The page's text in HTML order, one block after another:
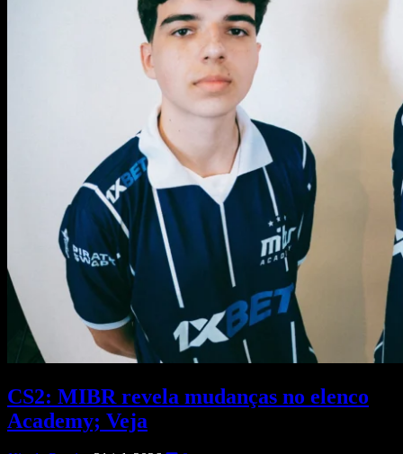
CS2: MIBR revela mudanças no elenco
Academy; Veja